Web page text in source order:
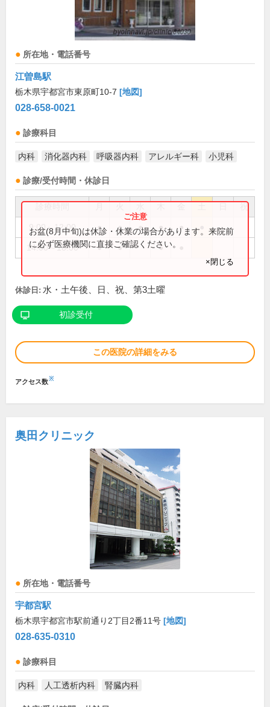
所在地・電話番号
江曽島駅
栃木県宇都宮市東原町10-7 [地図]
028-658-0021
診療科目
内科 消化器内科 呼吸器内科 アレルギー科 小児科
診療/受付時間・休診日
祝
9:00～12:00 ● ● ● ● ●
14:00～18:00 ● ● ●
お盆(8月中旬)は休診・休業の場合があります。来院前
に必ず医療機関に直接ご確認ください。
×閉じる
休診日: 水・土午後、日、祝、第3土曜
初診受付
この医院の詳細をみる
アクセス数※
奥田クリニック
所在地・電話番号
宇都宮駅
栃木県宇都宮市駅前通り2丁目2番11号 [地図]
028-635-0310
診療科目
内科 人工透析内科 腎臓内科